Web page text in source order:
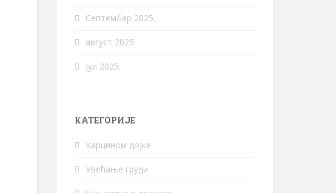
Септембар 2025.
август 2025.
Јул 2025.
КАТЕГОРИЈЕ
Карцином дојке
Увећање груди